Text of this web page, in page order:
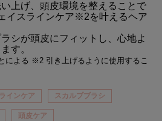
上げ、頭皮環境を整えることで
イスラインケア※2を叶えるヘア
シが頭皮にフィットし、心地よ
す。
による ※2 引き上げるように使用するこ
インケア スカルプブラシ
頭皮ケア